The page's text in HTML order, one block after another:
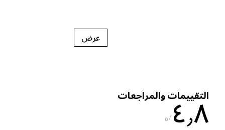
عرض
والمراجعات
٥